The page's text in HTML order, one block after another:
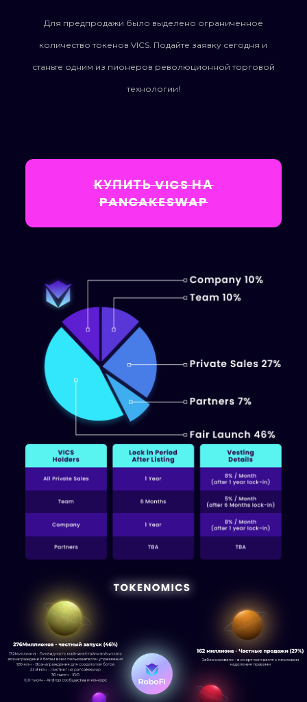
Для предпродажи было выделено ограниченное
количество токенов VICS. Подайте заявку сегодня и
станьте одним из пионеров революционной торговой
технологии!
КУПИТЬ VICS НА
PANCAKESWAP